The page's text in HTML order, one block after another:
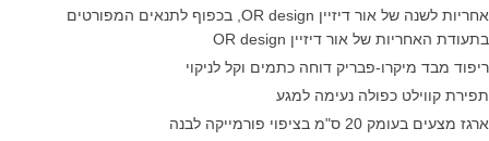
אחריות לשנה של אור דיזיין OR design, בכפוף לתנאים המפורטים
בתעודת האחריות של אור דיזיין OR design
ריפוד מבד מיקרו-פבריק דוחה כתמים וקל לניקוי
תפירת קווילט כפולה נעימה למגע
ארגז מצעים בעומק 20 ס"מ בציפוי פורמייקה לבנה